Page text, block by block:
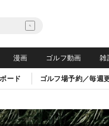
漫画 ゴルフ動画 雑
ード ゴルフ場予約／毎週